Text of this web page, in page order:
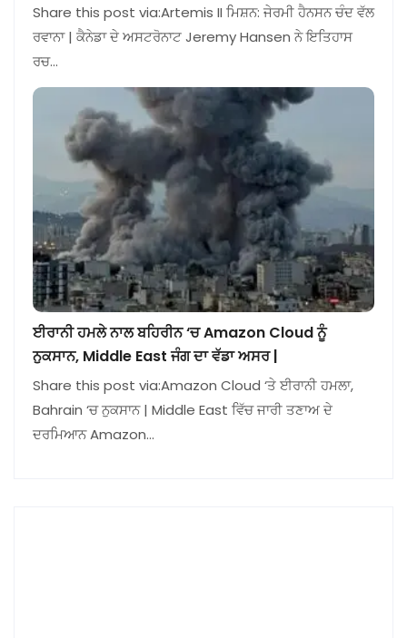
Share this post via:Artemis II ਮਿਸ਼ਨ: ਜੇਰਮੀ ਹੈਨਸਨ ਚੰਦ ਵੱਲ
ਰਵਾਨਾ | ਕੈਨੇਡਾ ਦੇ ਅਸਟਰੋਨਾਟ Jeremy Hansen ਨੇ ਇਤਿਹਾਸ
ਰਚ…
ਈਰਾਨੀ ਹਮਲੇ ਨਾਲ ਬਹਿਰੀਨ ‘ਚ Amazon Cloud ਨੂੰ
ਨੁਕਸਾਨ, Middle East ਜੰਗ ਦਾ ਵੱਡਾ ਅਸਰ |
Share this post via:Amazon Cloud ‘ਤੇ ਈਰਾਨੀ ਹਮਲਾ,
Bahrain ‘ਚ ਨੁਕਸਾਨ | Middle East ਵਿੱਚ ਜਾਰੀ ਤਣਾਅ ਦੇ
ਦਰਮਿਆਨ Amazon…